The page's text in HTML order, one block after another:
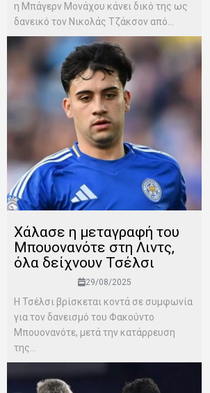
η Μπάγερν Μονάχου κάνει δικό της ως
δανεικό τον Νικολάς Τζάκσον από...
Χάλασε η μεταγραφή του
Μπουονανότε στη Λιντς,
όλα δείχνουν Τσέλσι
29/08/2025
Η Τσέλσι βρίσκεται κοντά σε συμφωνία
για τον δανεισμό του Φακούντο
Μπουονανότε, μετά την κατάρρευση
της...